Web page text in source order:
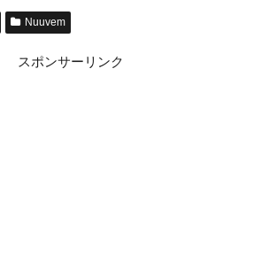
Nuuvem
スポンサーリンク